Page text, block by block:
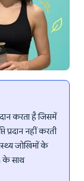
करता है जिसमें
प्रदान नहीं करती
जोखिमों के
के साथ